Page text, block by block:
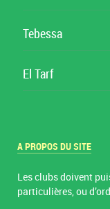
Tebessa
El Tarf
A PROPOS DU SITE
Les clubs doivent
particulières, ou